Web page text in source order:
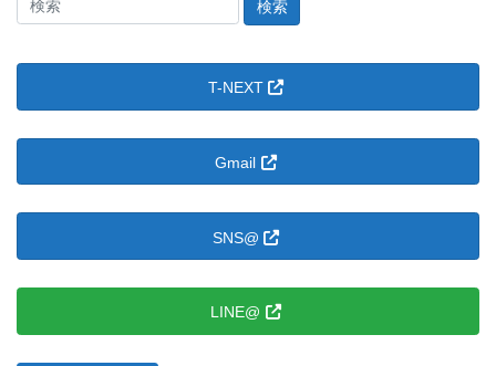
索
た
ゆ
に。：
T-NEXT
Gmail
SNS@
LINE@